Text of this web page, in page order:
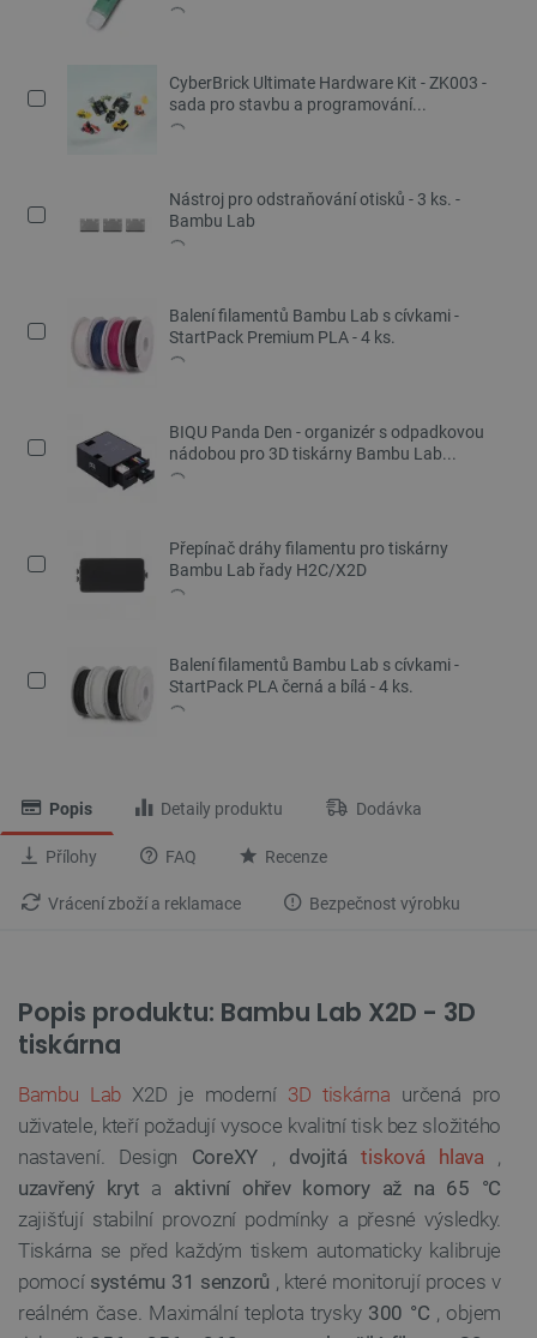
CyberBrick Ultimate Hardware Kit - ZK003 -
sada pro stavbu a programování...
Nástroj pro odstraňování otisků - 3 ks. -
Bambu Lab
Balení filamentů Bambu Lab s cívkami -
StartPack Premium PLA - 4 ks.
BIQU Panda Den - organizér s odpadkovou
nádobou pro 3D tiskárny Bambu Lab...
Přepínač dráhy filamentu pro tiskárny
Bambu Lab řady H2C/X2D
Balení filamentů Bambu Lab s cívkami -
StartPack PLA černá a bílá - 4 ks.
Popis Detaily produktu Dodávka
Přílohy FAQ Recenze
Vrácení zboží a reklamace Bezpečnost výrobku
Popis produktu: Bambu Lab X2D - 3D
tiskárna
Bambu Lab X2D je moderní 3D tiskárna určená pro
uživatele, kteří požadují vysoce kvalitní tisk bez složitého
nastavení. Design CoreXY , dvojitátisková hlava ,
uzavřený kryt a aktivní ohřev komory až na 65 °C
zajišťují stabilní provozní podmínky a přesné výsledky.
Tiskárna se před každým tiskem automaticky kalibruje
pomocí systému 31 senzorů , které monitorují proces v
reálném čase. Maximální teplota trysky 300 °C , objem